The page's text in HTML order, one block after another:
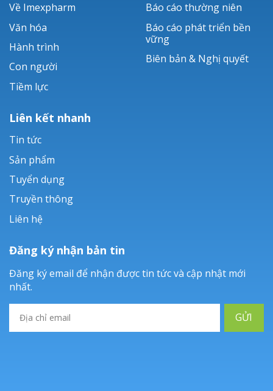
Về Imexpharm
Văn hóa
Hành trình
Con người
Tiềm lực
Báo cáo thường niên
Báo cáo phát triển bền
vững
Biên bản & Nghị quyết
Liên kết nhanh
Tin tức
Sản phẩm
Tuyển dụng
Truyền thông
Liên hệ
Đăng ký nhận bản tin
Đăng ký email để nhận được tin tức và cập nhật mới
nhất.
GỬI